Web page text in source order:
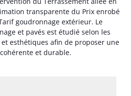
transparente du Prix enrobé
goudronnage extérieur. Le
et pavés est étudié selon les
esthétiques afin de proposer une
et durable.